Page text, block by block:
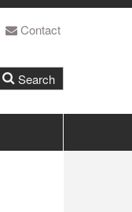
Contact